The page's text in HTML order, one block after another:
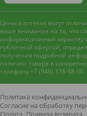
Цены в аптеках могут
ваше внимание на то, что
информационный характер
публичной офертой,
получения подробной
наличии товара в
телефону +7 (949) 378-68-00
Политика
Согласие на обработку
Оплата Правила возврата
Наш сайт
улучшения